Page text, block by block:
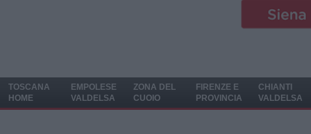
TOSCANA
HOME
EMPOLESE
VALDELSA
ZONA DEL
CUOIO
FIRENZE E
PROVINCIA
CHIANTI
VALDELSA